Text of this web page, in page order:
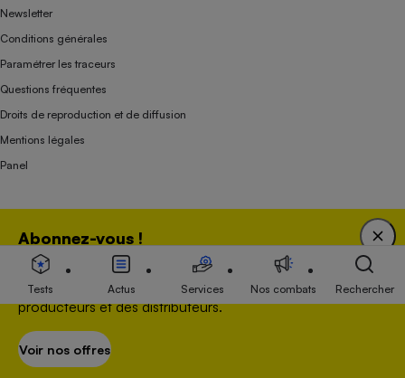
Abonnez-vous !
Bénéficiez d'une expertise unique tout en soutenant
une association 100 % indépendante de l'Etat, des
producteurs et des distributeurs.
Voir nos offres
Newsletter
Conditions générales
Paramétrer les traceurs
Questions fréquentes
Droits de reproduction et de diffusion
Mentions légales
Panel
Association indépendante de l’État, des syndicats, des producteurs et des
distributeurs depuis 1951.
Tests Actus Services Nos combats Rechercher